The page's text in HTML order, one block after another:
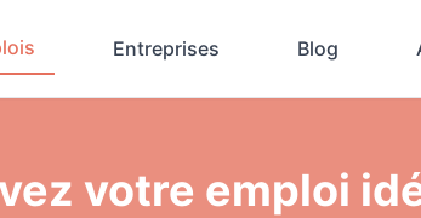
Entreprises Blog
votre emploi